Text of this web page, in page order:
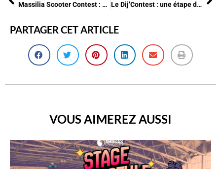
Massilia Scooter Contest : LA compétition by AMSCAS
Le Dij’Contest : une étape de plus pour le team
PARTAGER CET ARTICLE
VOUS AIMEREZ AUSSI